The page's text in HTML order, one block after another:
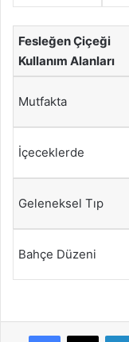
Fesleğen Çiçeği
Kullanım Alanları
Mutfakta
İçeceklerde
Geleneksel Tıp
Bahçe Düzeni
Facebook
X